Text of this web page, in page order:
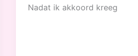
Nadat ik akkoord kreeg